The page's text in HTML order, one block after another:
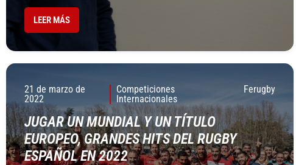
LEER MÁS
21 de marzo de
2022
Competiciones
Internacionales
Ferugby
JUGAR UN MUNDIAL Y UN TÍTULO
EUROPEO, GRANDES HITS DEL RUGBY
ESPAÑOL EN 2022